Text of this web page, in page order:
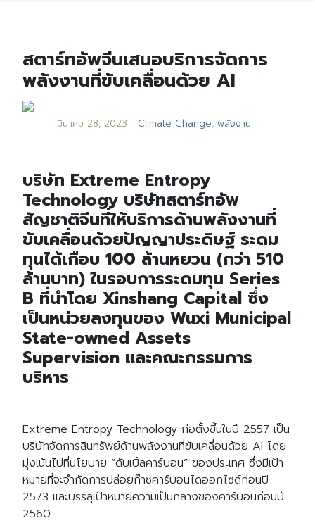
สตาร์ทอัพจีนเสนอบริการจัดการ
พลังงานที่ขับเคลื่อนด้วย AI
มีนาคม 28, 2023 Climate Change, พลังงาน
บริษัท Extreme Entropy
Technology บริษัทสตาร์ทอัพ
สัญชาติจีนที่ให้บริการด้านพลังงานที่
ขับเคลื่อนด้วยปัญญาประดิษฐ์ ระดม
ทุนได้เกือบ 100 ล้านหยวน (กว่า 510
ล้านบาท) ในรอบการระดมทุน Series
B ที่นำโดย Xinshang Capital ซึ่ง
เป็นหน่วยลงทุนของ Wuxi Municipal
State-owned Assets
Supervision และคณะกรรมการ
บริหาร
Extreme Entropy Technology ก่อตั้งขึ้นในปี 2557 เป็น
บริษัทจัดการสินทรัพย์ด้านพลังงานที่ขับเคลื่อนด้วย AI โดย
มุ่งเน้นไปที่นโยบาย “ดับเบิ้ลคาร์บอน” ของประเทศ ซึ่งมีเป้า
หมายที่จะจำกัดการปล่อยก๊าซคาร์บอนไดออกไซด์ก่อนปี
2573 และบรรลุเป้าหมายความเป็นกลางของคาร์บอนก่อนปี
2560